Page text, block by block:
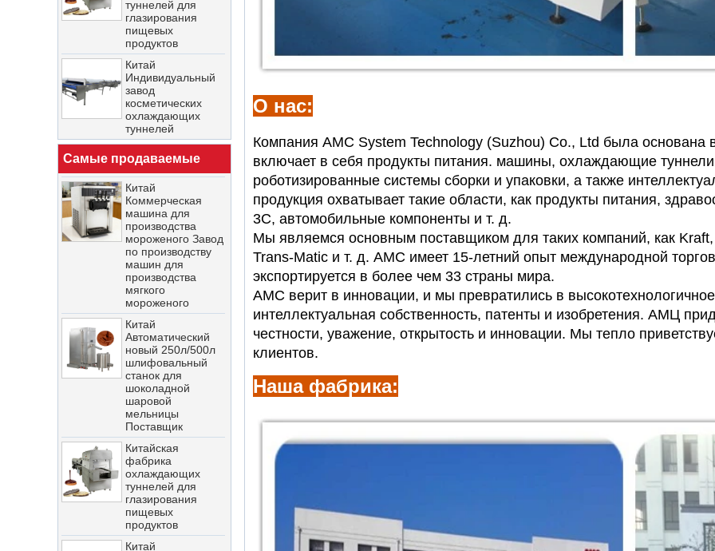
продуктов
Китай
Индивидуальный
завод
косметических
охлаждающих
туннелей
Китайская машина
для глазирования
шоколада для
покрытия печенья
на фабрике
China Stainless
Steel Pot Automatic
Chocolate Polishing
Machine - COPY -
jgnc6d
Китай
индивидуальный
новейший
автоматический
туннель для
замораживания и
охлаждения
большой емкости
Китайская линия
по производству
шоколада для
глазирования
орехового печенья
и шоколадных
батончиков
Китай
Коммерческая
машина для
производства
мороженого Завод
по производству
Самые продаваемые
продукты
Китайская линия
по производству
шоколада для
глазирования
орехового печенья
и шоколадных
батончиков
Китай
Коммерческая
машина для
производства
мороженого Завод
по производству
машин для
производства
мягкого
мороженого
Китай
Автоматический
новый 250л/500л
шлифовальный
станок для
шоколадной
шаровой
мельницы
Поставщик
Китайская
фабрика
охлаждающих
туннелей для
глазирования
пищевых
продуктов
Китай
Индивидуальный
завод
О нас:
Компания AMC System Technology (Suzhou) Co., Ltd была основана
включает в себя продукты питания. машины, охлаждающие
роботизированные системы сборки и упаковки, а также
продукция охватывает такие области, как продукты питания,
3C, автомобильные компоненты и т. д.
Мы являемся основным поставщиком для таких компаний, как
Trans-Matic и т. д. AMC имеет 15-летний опыт международной
экспортируется в более чем 33 страны мира.
AMC верит в инновации, и мы превратились в
интеллектуальная собственность, патенты и изобретения. АМЦ
честности, уважение, открытость и инновации. Мы тепло
клиентов.
Наша фабрика: